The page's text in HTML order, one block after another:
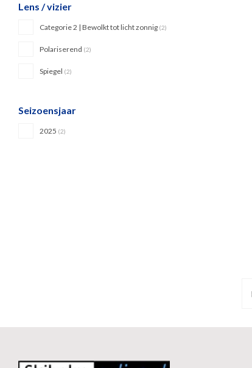
Lens / vizier
Categorie 2 | Bewolkt tot licht zonnig (2)
Polariserend (2)
Spiegel (2)
Seizoensjaar
2025 (2)